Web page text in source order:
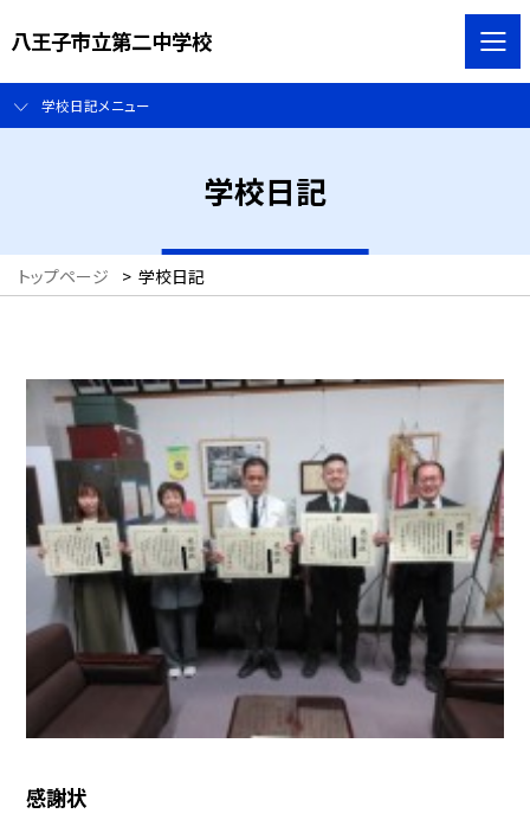
八王子市立第二中学校
学校日記メニュー
学校日記
トップページ > 学校日記
感謝状